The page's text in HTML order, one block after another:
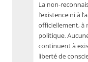
La non-
l’existence ni à
officiellement, à
politique.
continuent à
liberté de